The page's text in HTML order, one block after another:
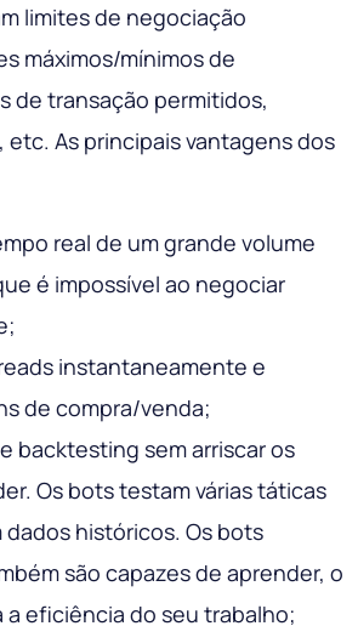
limites de negociação
máximos/mínimos de
de transação permitidos,
etc. As principais vantagens dos
real de um grande volume
é impossível ao negociar
instantaneamente e
de compra/venda;
backtesting sem arriscar os
Os bots testam várias táticas
dados históricos. Os bots
são capazes de aprender, o
eficiência do seu trabalho;